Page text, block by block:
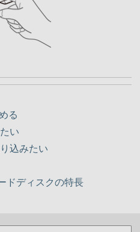
る
い
込みたい
ドディスクの特長